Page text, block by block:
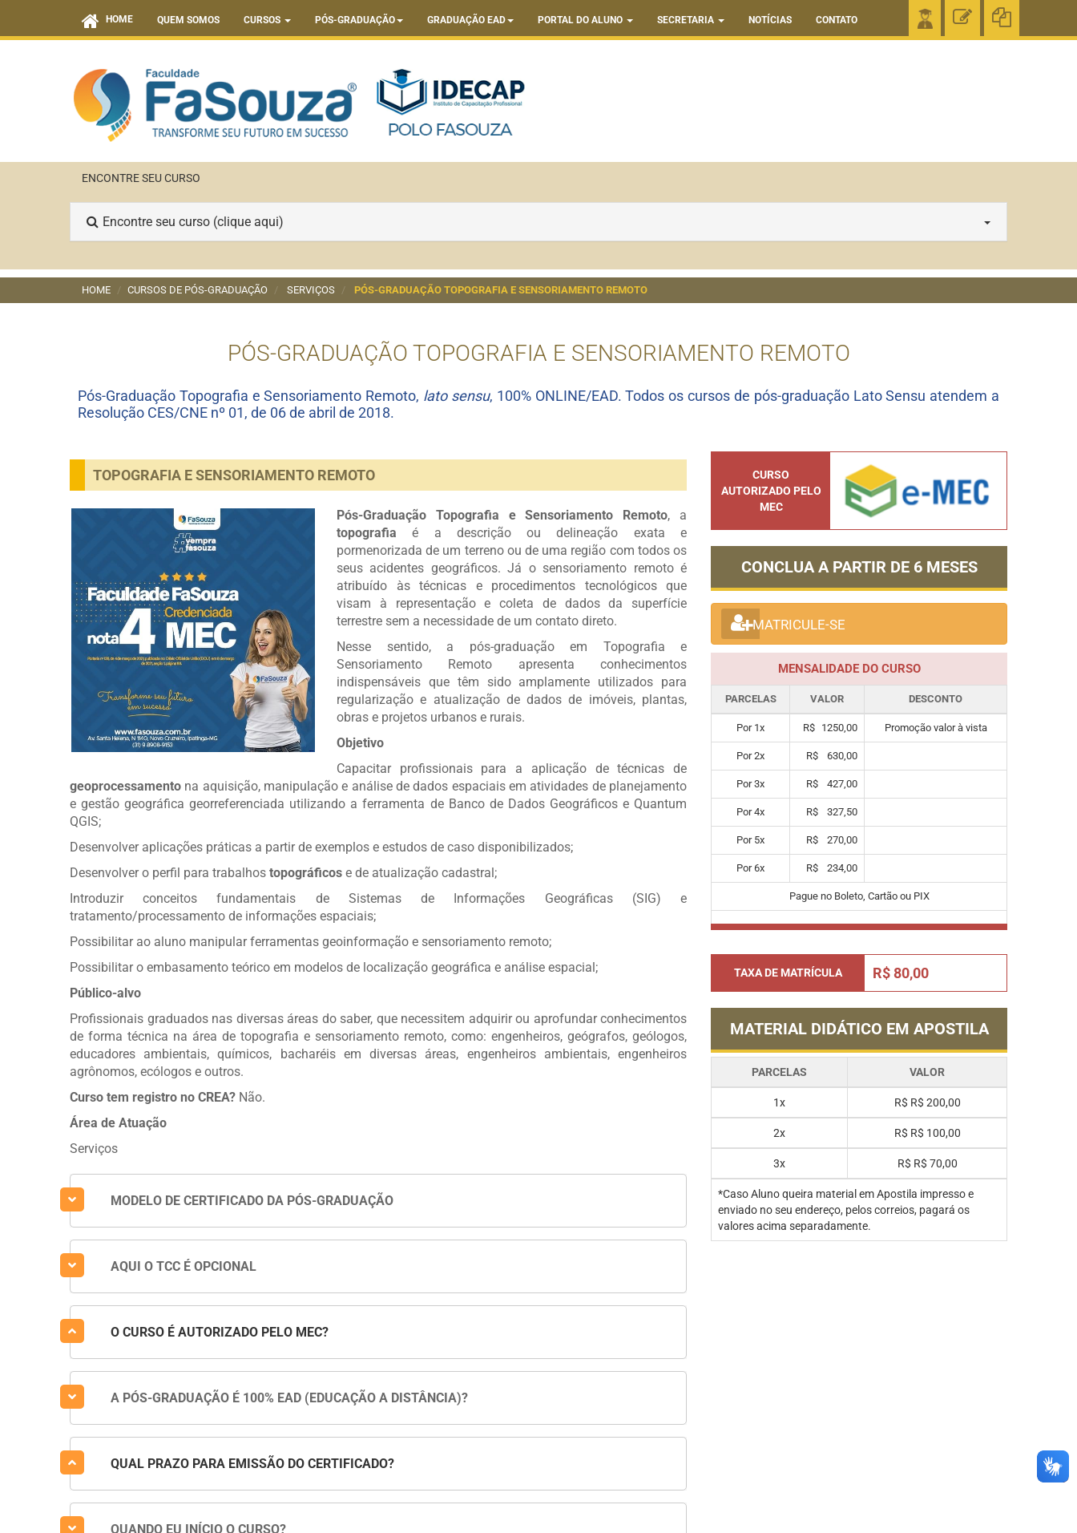
HOME QUEM SOMOS CURSOS PÓS-GRADUAÇÃO GRADUAÇÃO EAD PORTAL DO ALUNO SECRETARIA NOTÍCIAS CONTATO
ENCONTRE SEU CURSO
Encontre seu curso (clique aqui)
HOME CURSOS DE PÓS-GRADUAÇÃO SERVIÇOS PÓS-GRADUAÇÃO TOPOGRAFIA E SENSORIAMENTO REMOTO
PÓS-GRADUAÇÃO TOPOGRAFIA E SENSORIAMENTO REMOTO
Pós-Graduação Topografia e Sensoriamento Remoto, lato sensu, 100% ONLINE/EAD. Todos os cursos de pós-graduação Lato Sensu atendem a
Resolução CES/CNE nº 01, de 06 de abril de 2018.
TOPOGRAFIA E SENSORIAMENTO REMOTO
Pós-Graduação Topografia e Sensoriamento Remoto, a
topografia é a descrição ou delineação exata e
pormenorizada de um terreno ou de uma região com todos os
seus acidentes geográficos. Já o sensoriamento remoto é
atribuído às técnicas e procedimentos tecnológicos que
visam à representação e coleta de dados da superfície
terrestre sem a necessidade de um contato direto.
Nesse sentido, a pós-graduação em Topografia e
Sensoriamento Remoto apresenta conhecimentos
indispensáveis que têm sido amplamente utilizados para
regularização e atualização de dados de imóveis, plantas,
obras e projetos urbanos e rurais.
Objetivo
Capacitar profissionais para a aplicação de técnicas de
geoprocessamento na aquisição, manipulação e análise de dados espaciais em atividades de planejamento
e gestão geográfica georreferenciada utilizando a ferramenta de Banco de Dados Geográficos e Quantum
QGIS;
Desenvolver aplicações práticas a partir de exemplos e estudos de caso disponibilizados;
Desenvolver o perfil para trabalhos topográficos e de atualização cadastral;
Introduzir conceitos fundamentais de Sistemas de Informações Geográficas (SIG) e
tratamento/processamento de informações espaciais;
Possibilitar ao aluno manipular ferramentas geoinformação e sensoriamento remoto;
Possibilitar o embasamento teórico em modelos de localização geográfica e análise espacial;
Público-alvo
Profissionais graduados nas diversas áreas do saber, que necessitem adquirir ou aprofundar conhecimentos
de forma técnica na área de topografia e sensoriamento remoto, como: engenheiros, geógrafos, geólogos,
educadores ambientais, químicos, bacharéis em diversas áreas, engenheiros ambientais, engenheiros
agrônomos, ecólogos e outros.
Curso tem registro no CREA? Não.
Área de Atuação
Serviços
MODELO DE CERTIFICADO DA PÓS-GRADUAÇÃO
AQUI O TCC É OPCIONAL
O CURSO É AUTORIZADO PELO MEC?
A PÓS-GRADUAÇÃO É 100% EAD (EDUCAÇÃO A DISTÂNCIA)?
QUAL PRAZO PARA EMISSÃO DO CERTIFICADO?
QUANDO EU INÍCIO O CURSO?
CURSO
AUTORIZADO PELO
MEC
CONCLUA A PARTIR DE 6 MESES
MATRICULE-SE
MENSALIDADE DO CURSO
PARCELAS VALOR DESCONTO
Por 1x R$ 1250,00 Promoção valor à vista
Por2x R$ 630,00
Por3x R$ 427,00
Por4x R$ 327,50
Por 5x R$ 270,00
Por6x R$ 234,00
Pague no Boleto, Cartão ou PIX
TAXA DE MATRÍCULA R$ 80,00
MATERIAL DIDÁTICO EM APOSTILA
PARCELAS VALOR
1x R$ R$ 200,00
2x R$ R$ 100,00
3x R$ R$ 70,00
*Caso Aluno queira material em Apostila impresso e
enviado no seu endereço, pelos correios, pagará os
valores acima separadamente.